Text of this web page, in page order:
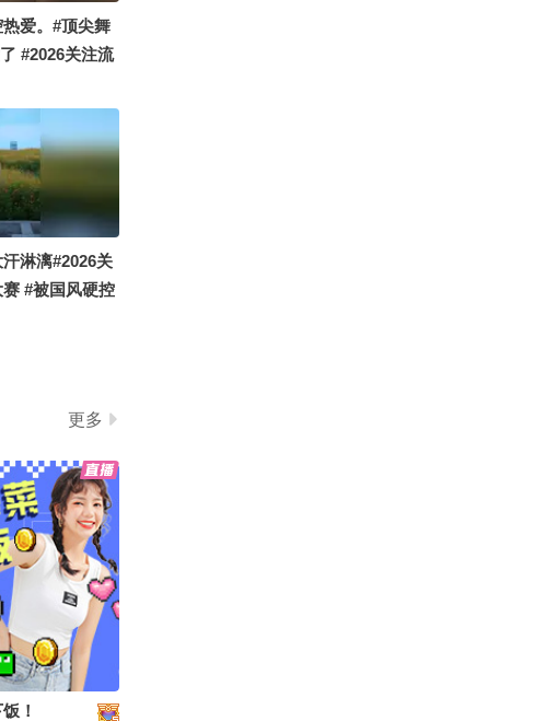
爱。#顶尖舞
#2026关注流
淋漓#2026关
#被国风硬控
风硬控了
舞乐大赛
更多
！